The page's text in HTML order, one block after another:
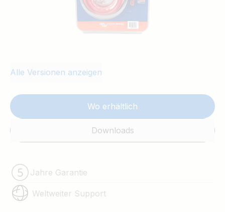
Batterie isoliert, damit Sie niemals
Alle Versionen anzeigen
Wo erhältlich
Downloads
Jahre Garantie
Weltweiter Support